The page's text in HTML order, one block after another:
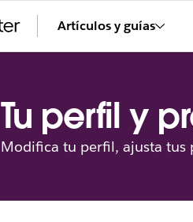
Artículos y guías
Tu perfil y
Modifica tu perfil, ajusta tus